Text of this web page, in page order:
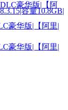
容量10.8GB|
豪华版|【阿里|
豪华版|【阿里|